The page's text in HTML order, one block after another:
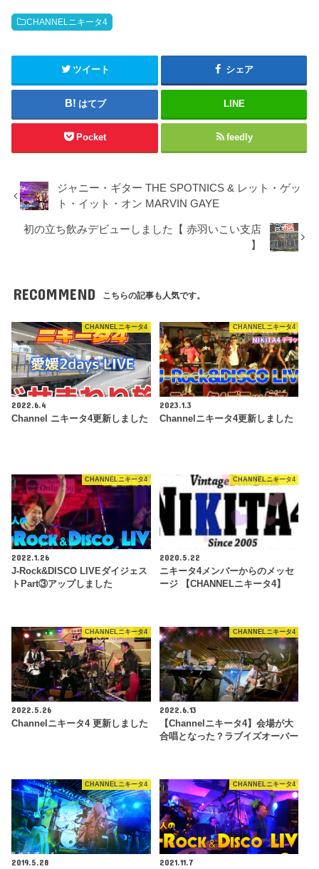
CHANNELニキータ4
ツイート シェア
はてブ LINE
Pocket feedly
ジャニー・ギター THE SPOTNICS & レット・ゲッ
ト・イット・オン MARVIN GAYE
初の立ち飲みデビューしました【 赤羽いこい支店
】
RECOMMEND こちらの記事も人気です。
CHANNELニキータ4
2022.6.4
Channel ニキータ4更新しました
CHANNELニキータ4
2023.1.3
Channelニキータ4更新しました
CHANNELニキータ4
2022.1.26
J-Rock&DISCO LIVEダイジェス
トPart③アップしました
CHANNELニキータ4
2020.5.22
ニキータ4メンバーからのメッセ
ージ 【CHANNELニキータ4】
CHANNELニキータ4
2022.5.26
Channelニキータ4 更新しました
CHANNELニキータ4
2022.6.13
【Channelニキータ4】会場が大
合唱となった？ラブイズオーバー
CHANNELニキータ4
2019.5.28
CHANNELニキータ4
2021.11.7